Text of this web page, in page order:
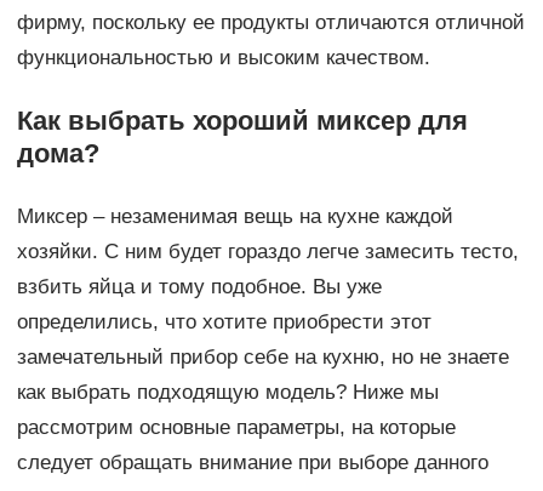
фирму, поскольку ее продукты отличаются отличной
функциональностью и высоким качеством.
Как выбрать хороший миксер для
дома?
Миксер – незаменимая вещь на кухне каждой
хозяйки. С ним будет гораздо легче замесить тесто,
взбить яйца и тому подобное. Вы уже
определились, что хотите приобрести этот
замечательный прибор себе на кухню, но не знаете
как выбрать подходящую модель? Ниже мы
рассмотрим основные параметры, на которые
следует обращать внимание при выборе данного